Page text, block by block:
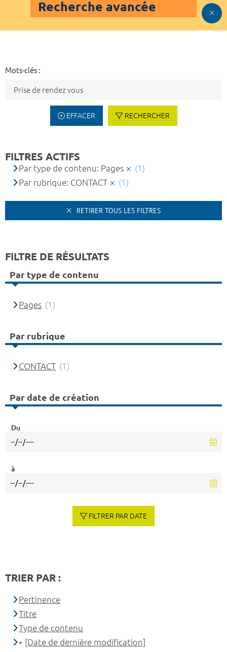
Recherche avancée
Mots-clés :
EFFACER RECHERCHER
FILTRES ACTIFS
Par type de contenu: Pages
(1)
Par rubrique: CONTACT
(1)
RETIRER TOUS LES FILTRES
FILTRE DE RÉSULTATS
Par type de contenu
Pages (1)
Par rubrique
CONTACT (1)
Par date de création
Du
à
FILTRER PAR DATE
TRIER PAR :
Pertinence
Titre
Type de contenu
[Date de dernière modification]